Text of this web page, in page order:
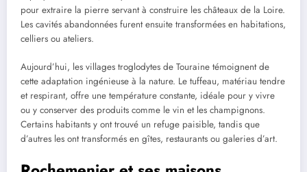
pour extraire la pierre servant à construire les châteaux de la Loire.
Les cavités abandonnées furent ensuite transformées en habitations,
celliers ou ateliers.
Aujourd’hui, les villages troglodytes de Touraine témoignent de
cette adaptation ingénieuse à la nature. Le tuffeau, matériau tendre
et respirant, offre une température constante, idéale pour y vivre
ou y conserver des produits comme le vin et les champignons.
Certains habitants y ont trouvé un refuge paisible, tandis que
d’autres les ont transformés en gîtes, restaurants ou galeries d’art.